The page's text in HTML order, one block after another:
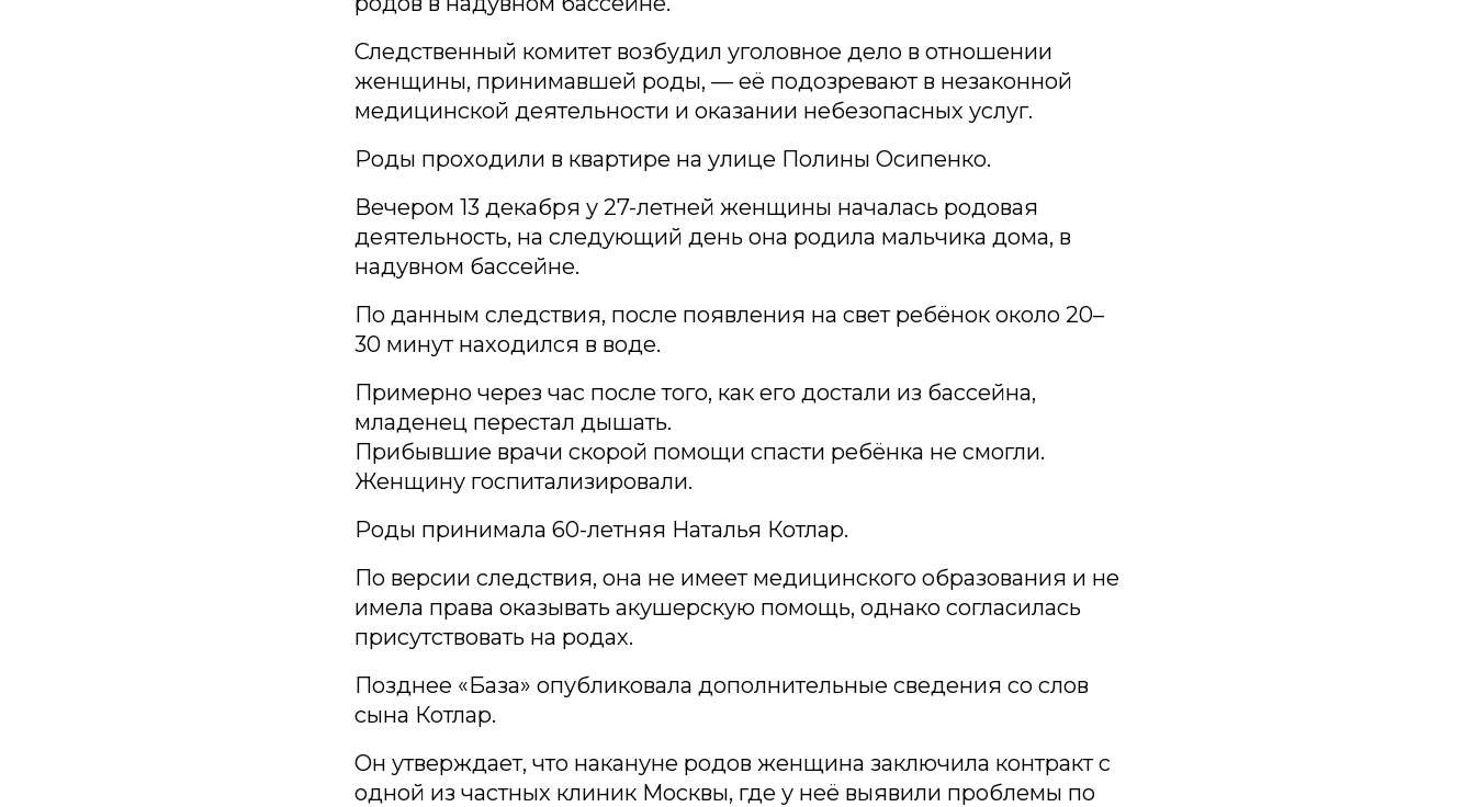
Следственный комитет возбудил уголовное дело в отношении
женщины, принимавшей роды, — её подозревают в незаконной
медицинской деятельности и оказании небезопасных услуг.
Роды проходили в квартире на улице Полины Осипенко.
Вечером 13 декабря у 27-летней женщины началась родовая
деятельность, на следующий день она родила мальчика дома, в
надувном бассейне.
По данным следствия, после появления на свет ребёнок около 20–
30 минут находился в воде.
Примерно через час после того, как его достали из бассейна,
младенец перестал дышать.
Прибывшие врачи скорой помощи спасти ребёнка не смогли.
Женщину госпитализировали.
Роды принимала 60-летняя Наталья Котлар.
По версии следствия, она не имеет медицинского образования и не
имела права оказывать акушерскую помощь, однако согласилась
присутствовать на родах.
Позднее «База» опубликовала дополнительные сведения со слов
сына Котлар.
Он утверждает, что накануне родов женщина заключила контракт с
одной из частных клиник Москвы, где у неё выявили проблемы по